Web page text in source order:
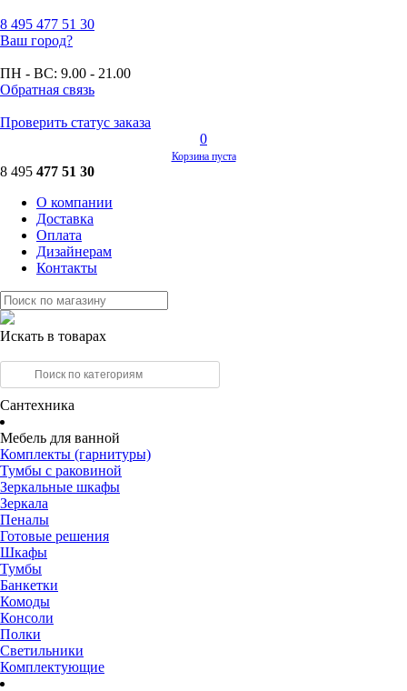
8 495 477 51 30
Ваш город?
ПН - ВС: 9.00 - 21.00
Обратная связь
Проверить статус заказа
0
Корзина пуста
8 495 477 51 30
О компании
Доставка
Оплата
Дизайнерам
Контакты
Искать в товарах
Сантехника
Мебель для ванной
Комплекты (гарнитуры)
Тумбы с раковиной
Зеркальные шкафы
Зеркала
Пеналы
Готовые решения
Шкафы
Тумбы
Банкетки
Комоды
Консоли
Полки
Светильники
Комплектующие